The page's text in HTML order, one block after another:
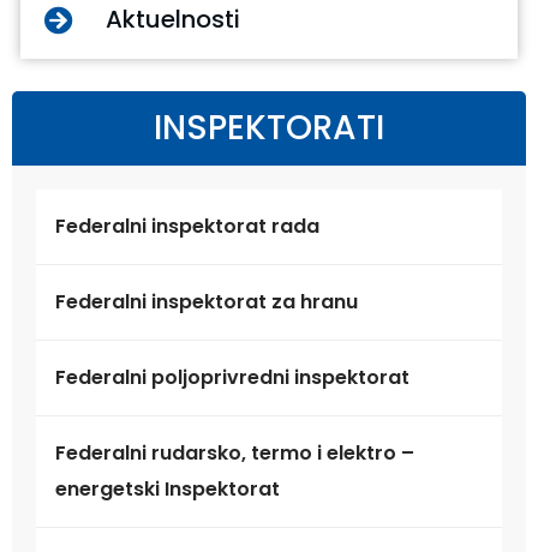
Aktuelnosti
INSPEKTORATI
Federalni inspektorat rada
Federalni inspektorat za hranu
Federalni poljoprivredni inspektorat
Federalni rudarsko, termo i elektro –
energetski Inspektorat